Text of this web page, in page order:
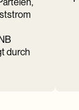
durch